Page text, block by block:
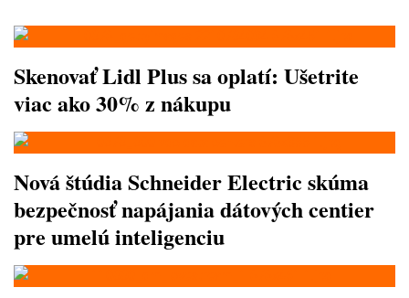
Skenovať Lidl Plus sa oplatí: Ušetrite
viac ako 30% z nákupu
Nová štúdia Schneider Electric skúma
bezpečnosť napájania dátových centier
pre umelú inteligenciu